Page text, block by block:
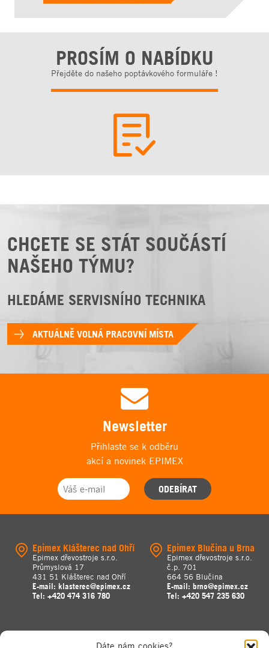
Dáte nám cookies?
PROSÍM O NABÍDKU
Přejděte do našeho poptávkového formuláře !
CHCETE SE STÁT SOUČÁSTÍ
NAŠEHO TÝMU?
HLEDÁME SERVISNÍHO TECHNIKA
AKTUÁLNĚ VOLNÁ PRACOVNÍ MÍSTA
Newsletter
Přihlaste se k odběru
akcí a novinek EPIMEX
ODEBÍRAT
Epimex Klášterec nad Ohří
Epimex dřevostroje s.r.o.
Průmyslová 17
431 51 Klášterec nad Ohří
E-mail: klasterec@epimex.cz
Tel: +420 474 316 780
Epimex Blučina u Brna
Epimex dřevostroje s.r.o.
č.p. 701
664 56 Blučina
E-mail: brno@epimex.cz
Tel: +420 547 235 630